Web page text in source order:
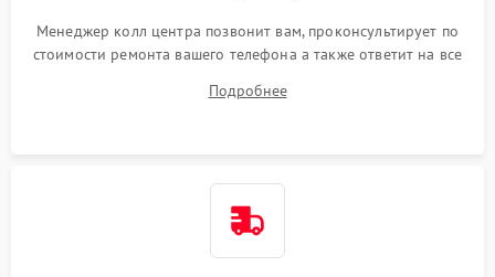
Менеджер колл центра позвонит вам, проконсультирует по
стоимости ремонта вашего телефона а также ответит на все
Подробнее